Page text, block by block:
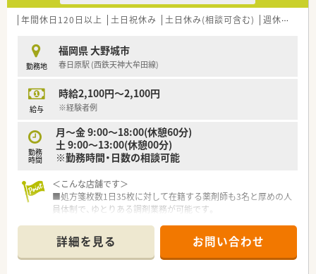
年間休日120日以上 土日祝休み 土日休み(相談可含む) 週休2.5日以上
勤務地
福岡県 大野城市
春日原駅 (西鉄天神大牟田線)
給与
時給2,100円～2,100円
※経験者例
勤務
時間
月～金 9:00～18:00(休憩60分)
土 9:00～13:00(休憩00分)
※勤務時間・日数の相談可能
＜こんな店舗です＞
■処方箋枚数1日35枚に対して在籍する薬剤師も3名と厚めの人
員体制で、ゆとりある調剤業務が可能です。
■最新機器や処方せん送信アプリ導入で、薬剤師の負担を軽減す
ると共に患者様の待機時間を短縮しております。
■勤務時間・日数のご相談も可能です。ご家庭との両立も図りや
詳細を見る お問い合わせ